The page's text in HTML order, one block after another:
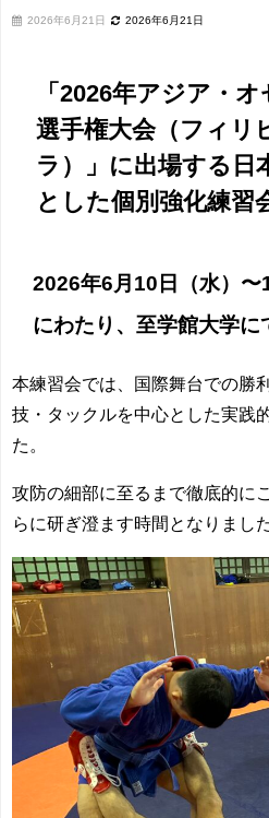
2026年6月21日 2026年6月21日
「2026年アジア・
選手権大会（フィリ
ラ）」に出場する日
とした個別強化練習
2026年6月10日（水）〜
にわたり、至学館大学に
本練習会では、国際舞台での勝
技・タックルを中心とした実践
た。
攻防の細部に至るまで徹底的に
らに研ぎ澄ます時間となりました